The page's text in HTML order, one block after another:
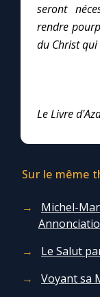
seront
rendre
du Christ
Le Livre
Sur le même
Michel-
Le Salut
Voyant sa